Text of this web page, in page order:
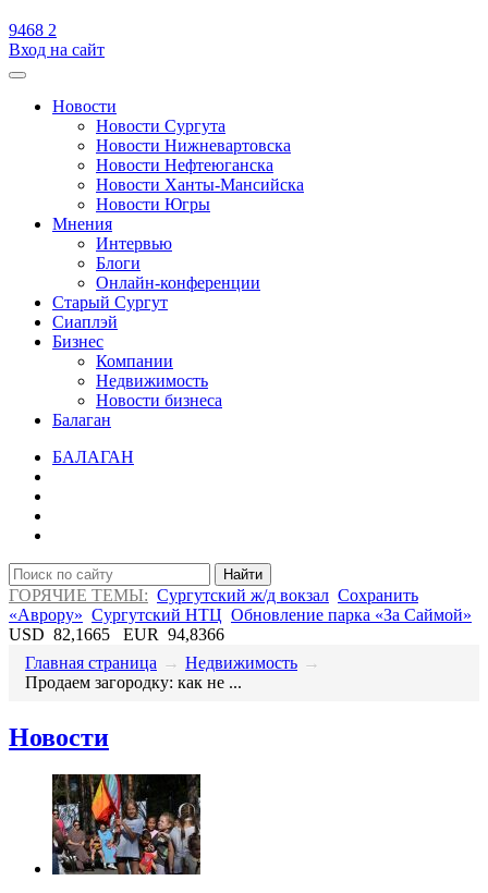
9468 2
Вход на сайт
Новости
Новости Сургута
Новости Нижневартовска
Новости Нефтеюганска
Новости Ханты-Мансийска
Новости Югры
Мнения
Интервью
Блоги
Онлайн-конференции
Старый Сургут
Сиаплэй
Бизнес
Компании
Недвижимость
Новости бизнеса
Балаган
БАЛАГАН
Найти
ГОРЯЧИЕ ТЕМЫ: Сургутский ж/д вокзал Сохранить
«Аврору» Сургутский НТЦ Обновление парка «За Саймой»
USD 82,1665 EUR 94,8366
Главная страница → Недвижимость →
Продаем загородку: как не ...
Новости